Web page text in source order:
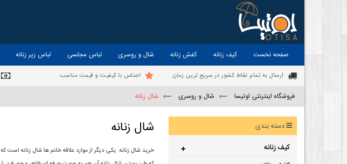
صفحه نخست کیف زنانه کفش زنانه شال و روسری لباس مجلسی لباس زیر زنانه
ارسال به تمام نقاط کشور در سریع ترین زمان اجناس با کیفیت و قیمت مناسب
فروشگاه اینترنتی اوتیسا —› شال و روسری —› شال زنانه
شال زنانه
خرید شال زنانه. یکی دیگر از موارد علاقه خانم ها شال زنانه
دسته بندی
کیف زنانه